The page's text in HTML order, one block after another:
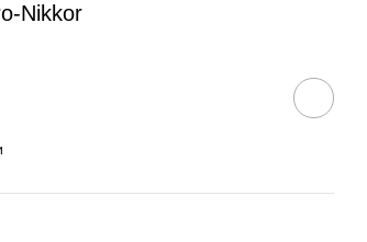
Nikkor